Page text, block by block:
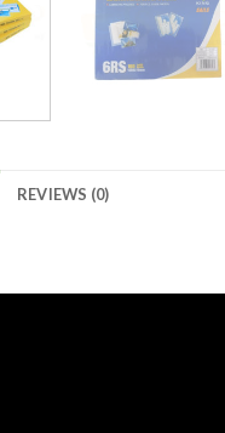
REVIEWS (0)